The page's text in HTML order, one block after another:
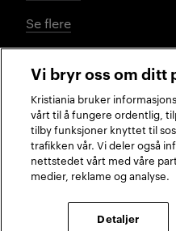
Se flere
Sosiale medier
FacebookInstagram
2026 © Kristiania
Vi bryr oss om ditt
Kristiania bruker
vårt til å fungere ordentlig,
tilby funksjoner knyttet til
trafikken vår. Vi deler også
nettstedet vårt med våre
medier, reklame og analyse.
Detaljer